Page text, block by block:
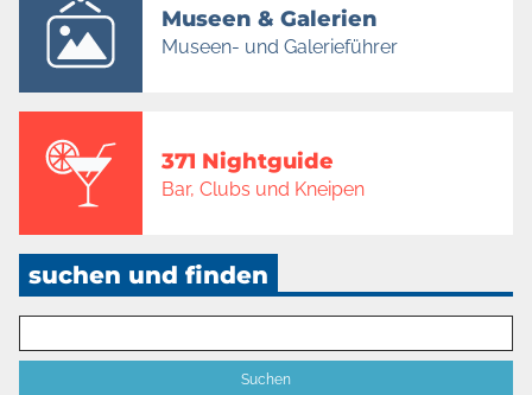
Museen & Galerien
Museen- und Galerieführer
371 Nightguide
Bar, Clubs und Kneipen
suchen und finden